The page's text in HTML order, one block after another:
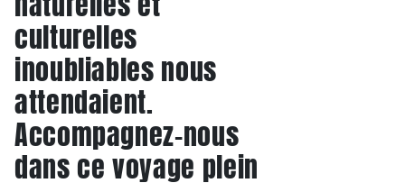
culturelles
inoubliables nous
attendaient.
Accompagnez-nous
dans ce voyage plein